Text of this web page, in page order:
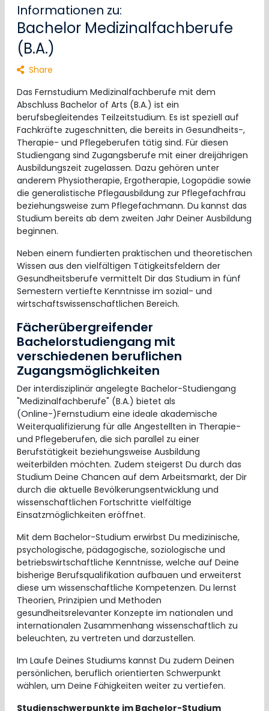
Informationen zu:
Bachelor Medizinalfachberufe
(B.A.)
Share
Das Fernstudium Medizinalfachberufe mit dem
Abschluss Bachelor of Arts (B.A.) ist ein
berufsbegleitendes Teilzeitstudium. Es ist speziell auf
Fachkräfte zugeschnitten, die bereits in Gesundheits-,
Therapie- und Pflegeberufen tätig sind. Für diesen
Studiengang sind Zugangsberufe mit einer dreijährigen
Ausbildungszeit zugelassen. Dazu gehören unter
anderem Physiotherapie, Ergotherapie, Logopädie sowie
die generalistische Pflegausbildung zur Pflegefachfrau
beziehungsweise zum Pflegefachmann. Du kannst das
Studium bereits ab dem zweiten Jahr Deiner Ausbildung
beginnen.
Neben einem fundierten praktischen und theoretischen
Wissen aus den vielfältigen Tätigkeitsfeldern der
Gesundheitsberufe vermittelt Dir das Studium in fünf
Semestern vertiefte Kenntnisse im sozial- und
wirtschaftswissenschaftlichen Bereich.
Fächerübergreifender
Bachelorstudiengang mit
verschiedenen beruflichen
Zugangsmöglichkeiten
Der interdisziplinär angelegte Bachelor-Studiengang
"Medizinalfachberufe" (B.A.) bietet als
(Online-)Fernstudium eine ideale akademische
Weiterqualifizierung für alle Angestellten in Therapie-
und Pflegeberufen, die sich parallel zu einer
Berufstätigkeit beziehungsweise Ausbildung
weiterbilden möchten. Zudem steigerst Du durch das
Studium Deine Chancen auf dem Arbeitsmarkt, der Dir
durch die aktuelle Bevölkerungsentwicklung und
wissenschaftlichen Fortschritte vielfältige
Einsatzmöglichkeiten eröffnet.
Mit dem Bachelor-Studium erwirbst Du medizinische,
psychologische, pädagogische, soziologische und
betriebswirtschaftliche Kenntnisse, welche auf Deine
bisherige Berufsqualifikation aufbauen und erweiterst
diese um wissenschaftliche Kompetenzen. Du lernst
Theorien, Prinzipien und Methoden
gesundheitsrelevanter Konzepte im nationalen und
internationalen Zusammenhang wissenschaftlich zu
beleuchten, zu vertreten und darzustellen.
Im Laufe Deines Studiums kannst Du zudem Deinen
persönlichen, beruflich orientierten Schwerpunkt
wählen, um Deine Fähigkeiten weiter zu vertiefen.
Studienschwerpunkte im Bachelor-Studium